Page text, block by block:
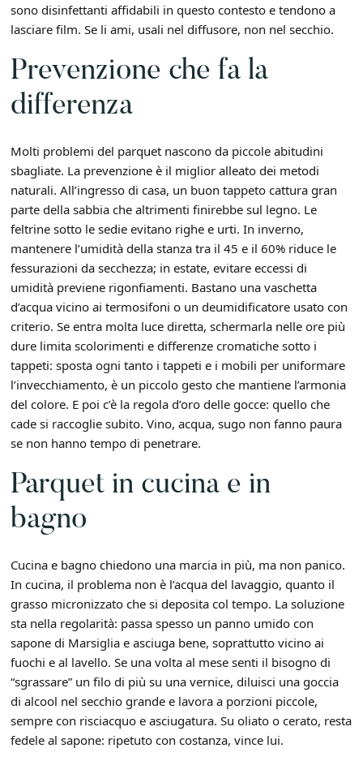
sono disinfettanti affidabili in questo contesto e tendono a
lasciare film. Se li ami, usali nel diffusore, non nel secchio.
Prevenzione che fa la
differenza
Molti problemi del parquet nascono da piccole abitudini
sbagliate. La prevenzione è il miglior alleato dei metodi
naturali. All’ingresso di casa, un buon tappeto cattura gran
parte della sabbia che altrimenti finirebbe sul legno. Le
feltrine sotto le sedie evitano righe e urti. In inverno,
mantenere l’umidità della stanza tra il 45 e il 60% riduce le
fessurazioni da secchezza; in estate, evitare eccessi di
umidità previene rigonfiamenti. Bastano una vaschetta
d’acqua vicino ai termosifoni o un deumidificatore usato con
criterio. Se entra molta luce diretta, schermarla nelle ore più
dure limita scolorimenti e differenze cromatiche sotto i
tappeti: sposta ogni tanto i tappeti e i mobili per uniformare
l’invecchiamento, è un piccolo gesto che mantiene l’armonia
del colore. E poi c’è la regola d’oro delle gocce: quello che
cade si raccoglie subito. Vino, acqua, sugo non fanno paura
se non hanno tempo di penetrare.
Parquet in cucina e in
bagno
Cucina e bagno chiedono una marcia in più, ma non panico.
In cucina, il problema non è l’acqua del lavaggio, quanto il
grasso micronizzato che si deposita col tempo. La soluzione
sta nella regolarità: passa spesso un panno umido con
sapone di Marsiglia e asciuga bene, soprattutto vicino ai
fuochi e al lavello. Se una volta al mese senti il bisogno di
“sgrassare” un filo di più su una vernice, diluisci una goccia
di alcool nel secchio grande e lavora a porzioni piccole,
sempre con risciacquo e asciugatura. Su oliato o cerato, resta
fedele al sapone: ripetuto con costanza, vince lui.